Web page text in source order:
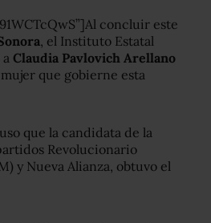
concluir este
, el Instituto Estatal
Claudia Pavlovich Arellano
que gobierne esta
que la candidata de la
Revolucionario
y Nueva Alianza, obtuvo el